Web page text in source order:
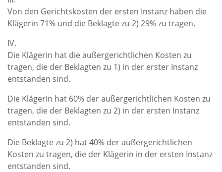
Von den Gerichtskosten der ersten Instanz haben die
Klägerin 71% und die Beklagte zu 2) 29% zu tragen.
IV.
Die Klägerin hat die außergerichtlichen Kosten zu
tragen, die der Beklagten zu 1) in der erster Instanz
entstanden sind.
Die Klägerin hat 60% der außergerichtlichen Kosten zu
tragen, die der Beklagten zu 2) in der ersten Instanz
entstanden sind.
Die Beklagte zu 2) hat 40% der außergerichtlichen
Kosten zu tragen, die der Klägerin in der ersten Instanz
entstanden sind.